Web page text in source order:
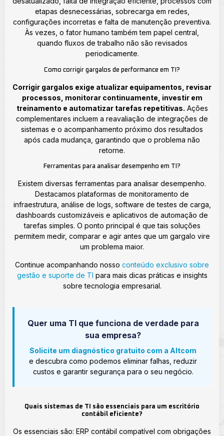
etapas desnecessárias, sobrecarga em redes,
configurações incorretas e falta de manutenção preventiva.
Às vezes, o fator humano também tem papel central,
quando fluxos de trabalho não são revisados
periodicamente.
Como corrigir gargalos de performance em TI?
Corrigir gargalos exige atualizar equipamentos, revisar
processos, monitorar continuamente, investir em
treinamento e automatizar tarefas repetitivas. Ações
complementares incluem a reavaliação de integrações de
sistemas e o acompanhamento próximo dos resultados
após cada mudança, garantindo que o problema não
retorne.
Ferramentas para analisar desempenho em TI?
Existem diversas ferramentas para analisar desempenho.
Destacamos plataformas de monitoramento de
infraestrutura, análise de logs, software de testes de carga,
dashboards customizáveis e aplicativos de automação de
tarefas simples. O ponto principal é que tais soluções
permitem medir, comparar e agir antes que um gargalo vire
um problema maior.
Continue acompanhando nosso conteúdo exclusivo sobre
gestão e suporte de TI para mais dicas práticas e insights
sobre tecnologia empresarial.
Quer uma TI que funciona de verdade para
sua empresa?
Solicite um diagnóstico gratuito com a Altcom
e descubra como podemos eliminar falhas, reduzir
custos e garantir segurança para o seu negócio.
Quais sistemas de TI são essenciais para um escritório
contábil eficiente?
Os essenciais são: ERP contábil compatível com obrigações